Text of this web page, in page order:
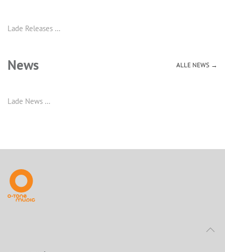
Lade Releases …
News ALLE NEWS →
Lade News …